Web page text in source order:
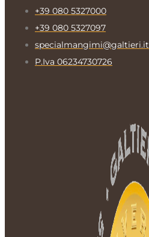
+39 080 5327000
+39 080 5327097
specialmangimi@galtieri.it
P.Iva 06234730726